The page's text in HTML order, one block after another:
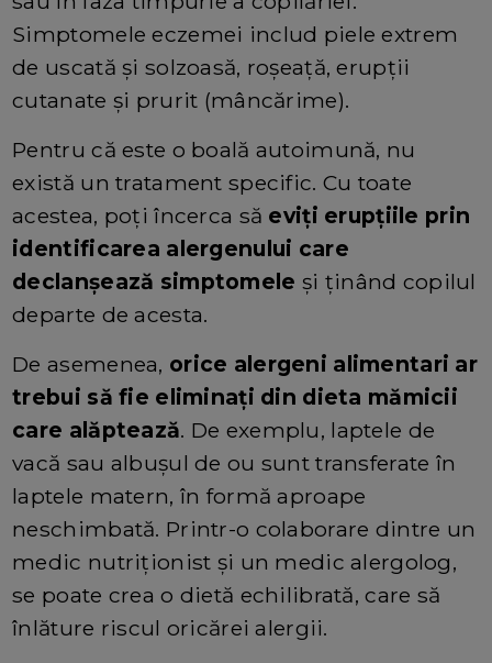
Simptomele eczemei includ piele extrem
de uscată și solzoasă, roșeață, erupții
cutanate și prurit (mâncărime).
Pentru că este o boală autoimună, nu
există un tratament specific. Cu toate
acestea, poți încerca să eviți erupțiile prin
identificarea alergenului care
declanșează simptomele și ținând copilul
departe de acesta.
De asemenea, orice alergeni alimentari ar
trebui să fie eliminați din dieta mămicii
care alăptează. De exemplu, laptele de
vacă sau albușul de ou sunt transferate în
laptele matern, în formă aproape
neschimbată. Printr-o colaborare dintre un
medic nutriționist și un medic alergolog,
se poate crea o dietă echilibrată, care să
înlăture riscul oricărei alergii.